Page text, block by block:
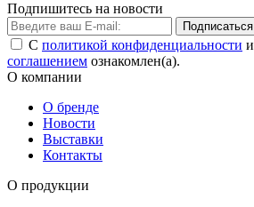
Подпишитесь на новости
Подписаться
С политикой конфиденциальности и
соглашением ознакомлен(а).
О компании
О бренде
Новости
Выставки
Контакты
О продукции